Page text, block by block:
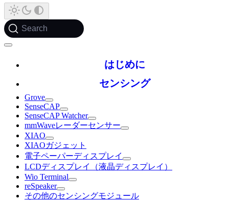
Search
はじめに
センシング
Grove
SenseCAP
SenseCAP Watcher
mmWaveレーダーセンサー
XIAO
XIAOガジェット
電子ペーパーディスプレイ
LCDディスプレイ（液晶ディスプレイ）
Wio Terminal
reSpeaker
その他のセンシングモジュール